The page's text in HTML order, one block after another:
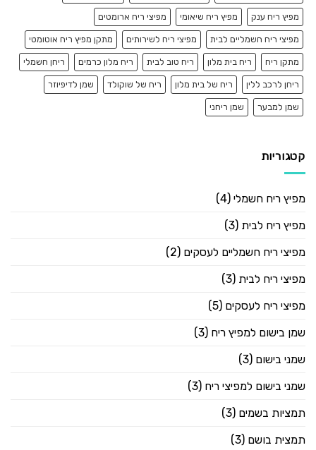
מפיץ ריח ענק מפיץ ריח שיאומי מפיצי ריח ארומטים
מפיצי ריח חשמליים לבית מפיצי ריח לשירותים מתקן מפיץ ריח אוטומטי
מתקן ריח ריח בית מלון ריח טוב לבית ריח מלון כרמים ריחן חשמלי
ריחן לרכב ללין ריח של בית מלון ריח של שוקולד שמן לדיפיוזר
שמן למבער שמן ריחני
קטגוריות
מפיץ ריח חשמלי (4)
מפיץ ריח לבית (3)
מפיצי ריח חשמליים לעסקים (2)
מפיצי ריח לבית (3)
מפיצי ריח לעסקים (5)
שמן בישום למפיץ ריח (3)
שמני בישום (3)
שמני בישום למפיצי ריח (3)
תמציות בשמים (3)
תמצית בושם (3)